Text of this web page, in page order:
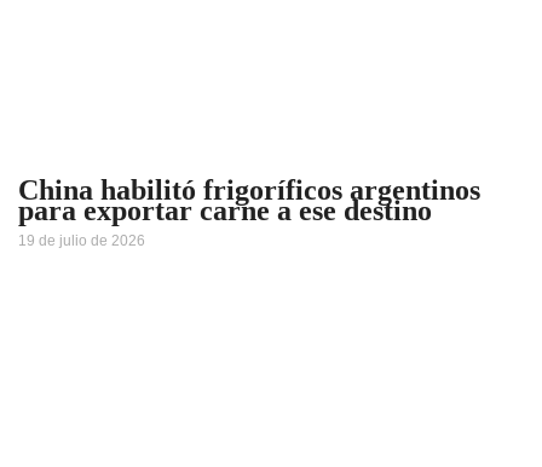
China habilitó frigoríficos argentinos
para exportar carne a ese destino
19 de julio de 2026